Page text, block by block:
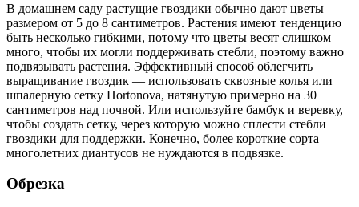
В домашнем саду растущие гвоздики обычно дают цветы
размером от 5 до 8 сантиметров. Растения имеют тенденцию
быть несколько гибкими, потому что цветы весят слишком
много, чтобы их могли поддерживать стебли, поэтому важно
подвязывать растения. Эффективный способ облегчить
выращивание гвоздик — использовать сквозные колья или
шпалерную сетку Hortonova, натянутую примерно на 30
сантиметров над почвой. Или используйте бамбук и веревку,
чтобы создать сетку, через которую можно сплести стебли
гвоздики для поддержки. Конечно, более короткие сорта
многолетних диантусов не нуждаются в подвязке.
Обрезка